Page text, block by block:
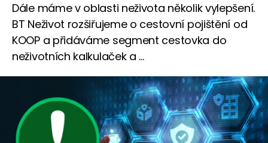
Dále máme v oblasti neživota několik vylepšení.
BT Neživot rozšiřujeme o cestovní pojištění od
KOOP a přidáváme segment cestovka do
neživotních kalkulaček a ...